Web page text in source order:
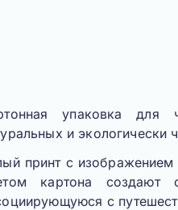
упаковка
и экологически
принт с изображением
картона создают
с